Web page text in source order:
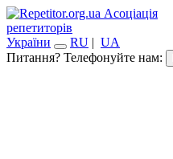
Асоціація
репетиторів
України
RU | UA
Питання? Телефонуйте нам: